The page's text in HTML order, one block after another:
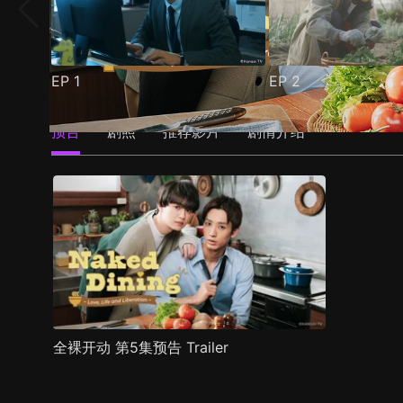
EP 1 EP2
预告 剧照 推荐影片 剧情介绍
全裸开动 第5集预告 Trailer